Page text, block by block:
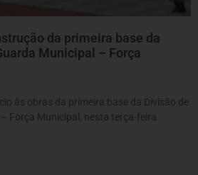
da primeira base da
Municipal – Força
às obras da primeira base da Divisão de
Força Municipal, nesta terça-feira